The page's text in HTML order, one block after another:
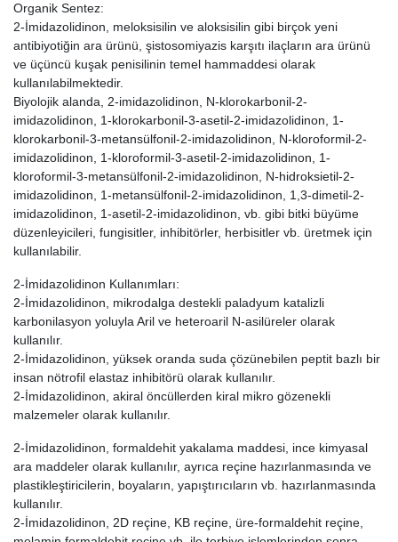
Organik Sentez:
2-İmidazolidinon, meloksisilin ve aloksisilin gibi birçok yeni
antibiyotiğin ara ürünü, şistosomiyazis karşıtı ilaçların ara ürünü
ve üçüncü kuşak penisilinin temel hammaddesi olarak
kullanılabilmektedir.
Biyolojik alanda, 2-imidazolidinon, N-klorokarbonil-2-
imidazolidinon, 1-klorokarbonil-3-asetil-2-imidazolidinon, 1-
klorokarbonil-3-metansülfonil-2-imidazolidinon, N-kloroformil-2-
imidazolidinon, 1-kloroformil-3-asetil-2-imidazolidinon, 1-
kloroformil-3-metansülfonil-2-imidazolidinon, N-hidroksietil-2-
imidazolidinon, 1-metansülfonil-2-imidazolidinon, 1,3-dimetil-2-
imidazolidinon, 1-asetil-2-imidazolidinon, vb. gibi bitki büyüme
düzenleyicileri, fungisitler, inhibitörler, herbisitler vb. üretmek için
kullanılabilir.
2-İmidazolidinon Kullanımları:
2-İmidazolidinon, mikrodalga destekli paladyum katalizli
karbonilasyon yoluyla Aril ve heteroaril N-asilüreler olarak
kullanılır.
2-İmidazolidinon, yüksek oranda suda çözünebilen peptit bazlı bir
insan nötrofil elastaz inhibitörü olarak kullanılır.
2-İmidazolidinon, akiral öncüllerden kiral mikro gözenekli
malzemeler olarak kullanılır.
2-İmidazolidinon, formaldehit yakalama maddesi, ince kimyasal
ara maddeler olarak kullanılır, ayrıca reçine hazırlanmasında ve
plastikleştiricilerin, boyaların, yapıştırıcıların vb. hazırlanmasında
kullanılır.
2-İmidazolidinon, 2D reçine, KB reçine, üre-formaldehit reçine,